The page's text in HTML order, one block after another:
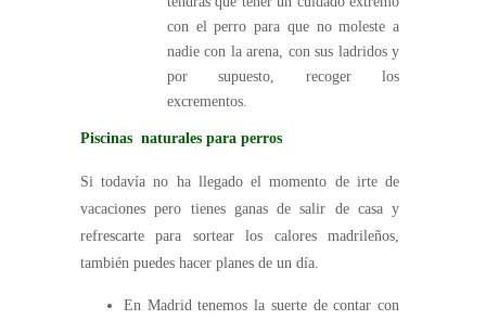
con el perro para que no moleste a
nadie con la arena, con sus ladridos y
por supuesto, recoger los
excrementos.
Piscinas naturales para perros
Si todavía no ha llegado el momento de irte de
vacaciones pero tienes ganas de salir de casa y
refrescarte para sortear los calores madrileños,
también puedes hacer planes de un día.
En Madrid tenemos la suerte de contar con